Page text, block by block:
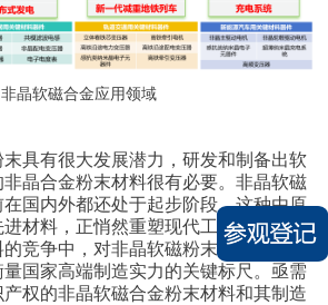
非晶软磁合金应用领域
具有很大发展潜力，研发和制备出软
晶合金粉末材料很有必要。非晶软磁
国内外都还处于起步阶段，这种由原
材料，正悄然重塑现代工业的技术范
竞争中，对非晶软磁粉末核心制备技
国家高端制造实力的关键标尺。亟需
权的非晶软磁合金粉末材料和其制造